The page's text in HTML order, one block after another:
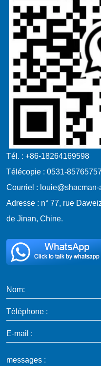
Tél. : +86-18264169598
Télécopie : 0531-85765757
Courriel : louie@shacman-
Adresse : n° 77, rue
de Jinan, Chine.
Nom:
Téléphone :
E-mail :
messages :